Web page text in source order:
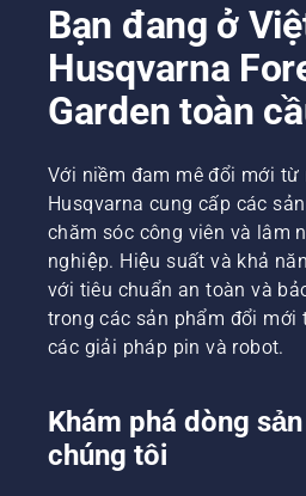
Bạn đang ở
Husqvarna
Garden toàn
Với niềm đam mê đổi mới từ
Husqvarna cung cấp các
chăm sóc công viên và lâm
nghiệp. Hiệu suất và khả
với tiêu chuẩn an toàn và
trong các sản phẩm đổi mới
các giải pháp pin và robot.
Khám phá dòng
chúng tôi